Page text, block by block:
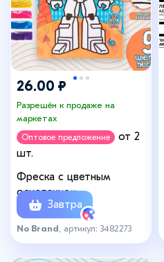
26.00 ₽
Разрешён к продаже на
маркетах
Оптовое предложение
от 2
шт.
Фреска с цветным
основанием
«Трансформер» 9 цветов
песка по 2 г
Завтра
No Brand , артикул: 3482273